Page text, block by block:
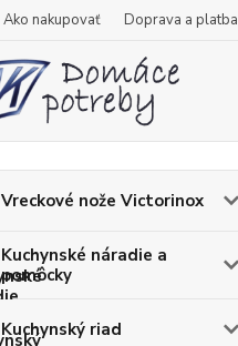
Ako nakupovať Doprava a platba
Vreckové nože Victorinox
Kuchynské náradie a
pomôcky
Kuchynský riad